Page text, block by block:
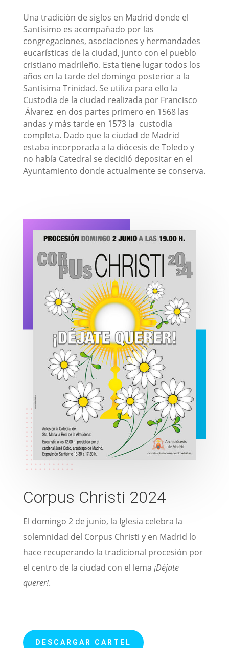
Una tradición de siglos en Madrid donde el
Santísimo es acompañado por las
congregaciones, asociaciones y hermandades
eucarísticas de la ciudad, junto con el pueblo
cristiano madrileño. Esta tiene lugar todos los
años en la tarde del domingo posterior a la
Santísima Trinidad. Se utiliza para ello la
Custodia de la ciudad realizada por Francisco
Álvarez en dos partes primero en 1568 las
andas y más tarde en 1573 la custodia
completa. Dado que la ciudad de Madrid
estaba incorporada a la diócesis de Toledo y
no había Catedral se decidió depositar en el
Ayuntamiento donde actualmente se conserva.
Corpus Christi 2024
El domingo 2 de junio, la Iglesia celebra la
solemnidad del Corpus Christi y en Madrid lo
hace recuperando la tradicional procesión por
el centro de la ciudad con el lema ¡Déjate
querer!.
DESCARGAR CARTEL